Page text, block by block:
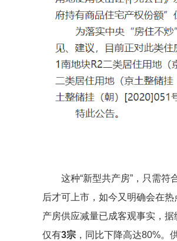
这种“新型共产房”，只需
后才可上市，如今又明确会在
产房供应减量已成客观事实，
仅有3宗 ，同比下降高达80%。